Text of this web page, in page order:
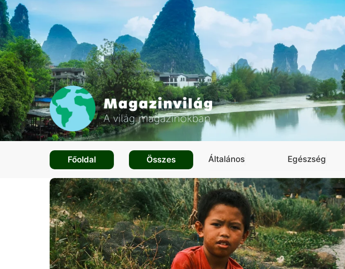
Főoldal Összes Általános Egészség